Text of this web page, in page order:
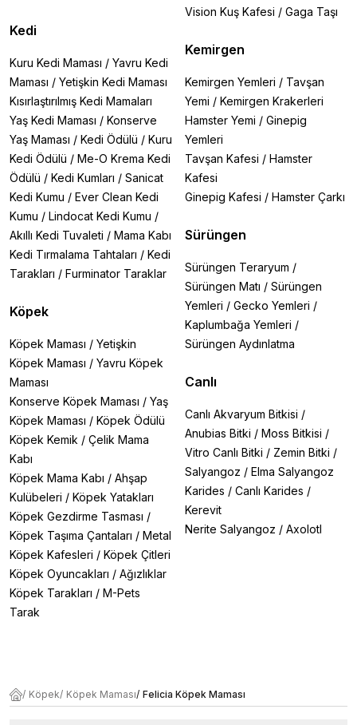
Kedi
Kuru Kedi Maması / Yavru Kedi
Maması / Yetişkin Kedi Maması
Kısırlaştırılmış Kedi Mamaları
Yaş Kedi Maması / Konserve
Yaş Maması / Kedi Ödülü / Kuru
Kedi Ödülü / Me-O Krema Kedi
Ödülü / Kedi Kumları / Sanicat
Kedi Kumu / Ever Clean Kedi
Kumu / Lindocat Kedi Kumu /
Akıllı Kedi Tuvaleti / Mama Kabı
Kedi Tırmalama Tahtaları / Kedi
Tarakları / Furminator Taraklar
Köpek
Köpek Maması / Yetişkin
Köpek Maması / Yavru Köpek
Maması
Konserve Köpek Maması / Yaş
Köpek Maması / Köpek Ödülü
Köpek Kemik / Çelik Mama
Kabı
Köpek Mama Kabı / Ahşap
Kulübeleri / Köpek Yatakları
Köpek Gezdirme Tasması /
Köpek Taşıma Çantaları / Metal
Köpek Kafesleri / Köpek Çitleri
Köpek Oyuncakları / Ağızlıklar
Köpek Tarakları / M-Pets
Tarak
Vision Kuş Kafesi / Gaga Taşı
Kemirgen
Kemirgen Yemleri / Tavşan
Yemi / Kemirgen Krakerleri
Hamster Yemi / Ginepig
Yemleri
Tavşan Kafesi / Hamster
Kafesi
Ginepig Kafesi / Hamster Çarkı
Sürüngen
Sürüngen Teraryum /
Sürüngen Matı / Sürüngen
Yemleri / Gecko Yemleri /
Kaplumbağa Yemleri /
Sürüngen Aydınlatma
Canlı
Canlı Akvaryum Bitkisi /
Anubias Bitki / Moss Bitkisi /
Vitro Canlı Bitki / Zemin Bitki /
Salyangoz / Elma Salyangoz
Karides / Canlı Karides /
Kerevit
Nerite Salyangoz / Axolotl
/ Köpek/ Köpek Maması/ Felicia Köpek Maması